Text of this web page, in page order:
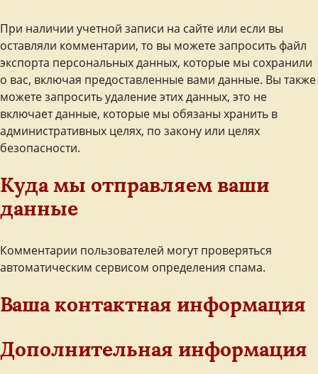
При наличии учетной записи на сайте или если вы
оставляли комментарии, то вы можете запросить файл
экспорта персональных данных, которые мы сохранили
о вас, включая предоставленные вами данные. Вы также
можете запросить удаление этих данных, это не
включает данные, которые мы обязаны хранить в
административных целях, по закону или целях
безопасности.
Куда мы отправляем ваши
данные
Комментарии пользователей могут проверяться
автоматическим сервисом определения спама.
Ваша контактная информация
Дополнительная информация